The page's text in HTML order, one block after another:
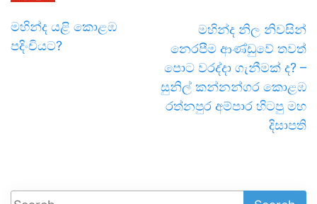
මහින්ද යළි කොළඹ
පදිංචියට?
මහින්ද නිල නිවසින්
නෙරපීම ආණ්ඩුවේ තවත්
පොට වරද්දා ගැනීමක් ද? –
සුනිල් කන්නන්ගර කොළඹ
රත්නපුර අම්පාර හිටපු මහ
දිසාපති